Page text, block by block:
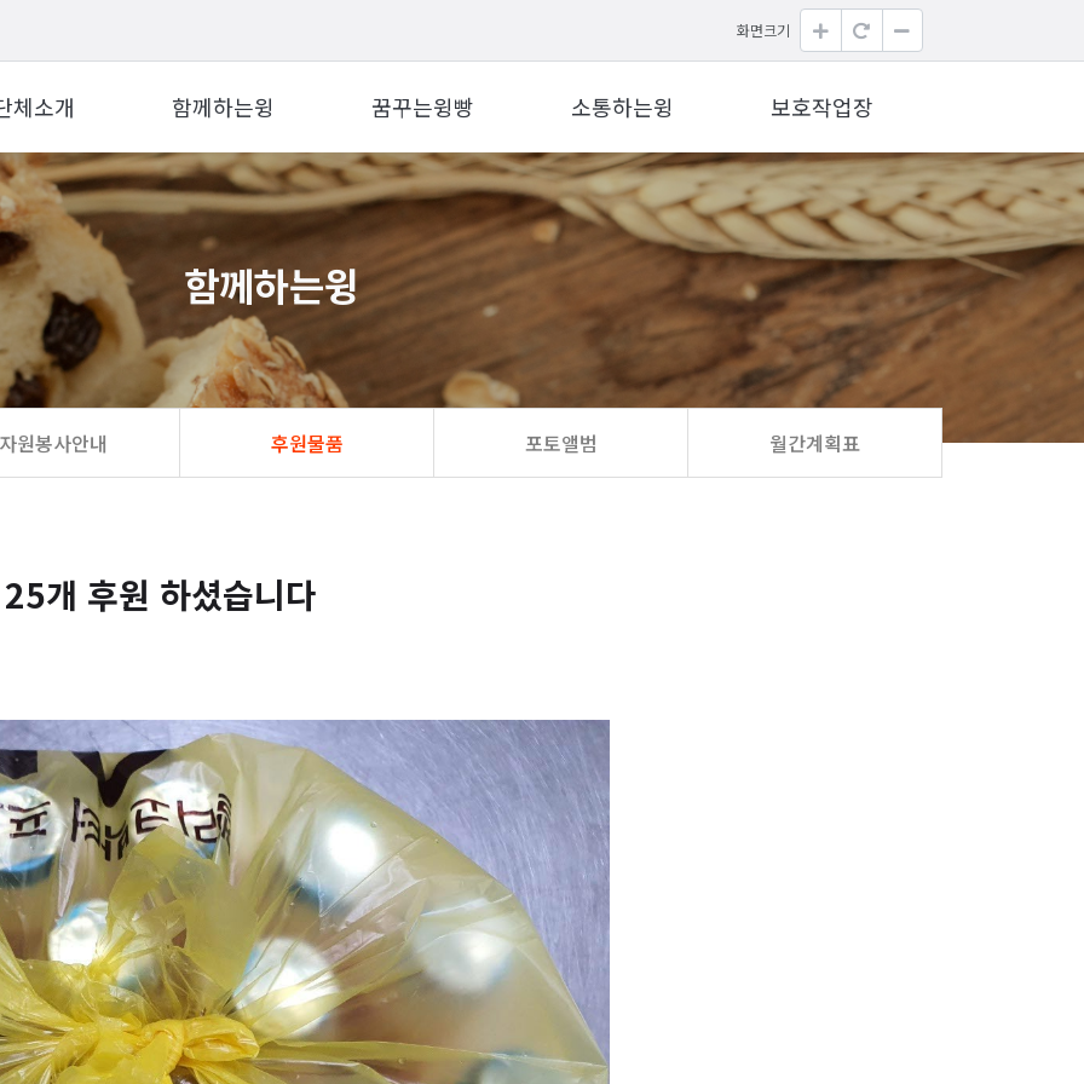
화면크기
체소개 함께하는윙 꿈꾸는윙빵 소통하는윙 보호작업장
함께하는윙
원봉사안내 후원물품 포토앨범 월간계획표
개 후원 하셨습니다